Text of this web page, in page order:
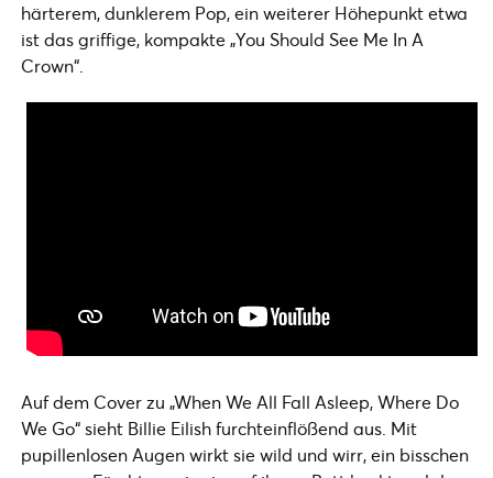
härterem, dunklerem Pop, ein weiterer Höhepunkt etwa
ist das griffige, kompakte „You Should See Me In A
Crown“.
Auf dem Cover zu „When We All Fall Asleep, Where Do
We Go“ sieht Billie Eilish furchteinflößend aus. Mit
pupillenlosen Augen wirkt sie wild und wirr, ein bisschen